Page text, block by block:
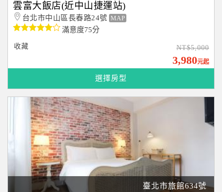
雲富大飯店(近中山捷運站)
台北市中山區長春路24號 MAP
滿意度75分
收藏 NT$5,000
3,980元起
選擇房型
臺北市旅館634號